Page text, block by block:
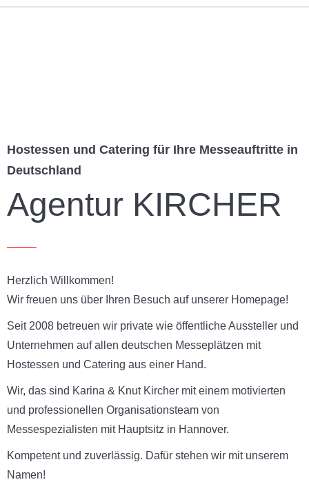
Hostessen und Catering für Ihre Messeauftritte in
Deutschland
Agentur KIRCHER
Herzlich Willkommen!
Wir freuen uns über Ihren Besuch auf unserer Homepage!
Seit 2008 betreuen wir private wie öffentliche Aussteller und
Unternehmen auf allen deutschen Messeplätzen mit
Hostessen und Catering aus einer Hand.
Wir, das sind Karina & Knut Kircher mit einem motivierten
und professionellen Organisationsteam von
Messespezialisten mit Hauptsitz in Hannover.
Kompetent und zuverlässig. Dafür stehen wir mit unserem
Namen!